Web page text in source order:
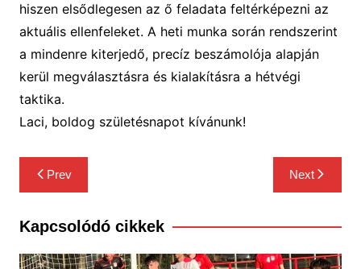
hiszen elsődlegesen az ő feladata feltérképezni az
aktuális ellenfeleket. A heti munka során rendszerint
a mindenre kiterjedő, precíz beszámolója alapján
kerül megválasztásra és kialakításra a hétvégi
taktika.
Laci, boldog születésnapot kívánunk!
Bejegyzés
navigáció
Prev Next
Kapcsolódó cikkek